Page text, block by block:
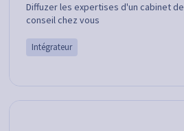
Diffuzer les expertises d'un cabinet de
conseil chez vous
Intégrateur